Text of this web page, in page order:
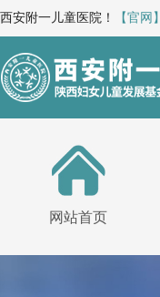
西安附一儿童医院！ 【官网】
网站首页